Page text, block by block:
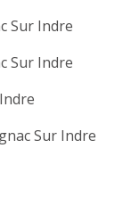
Sur Indre
Sur Indre
Sur Indre